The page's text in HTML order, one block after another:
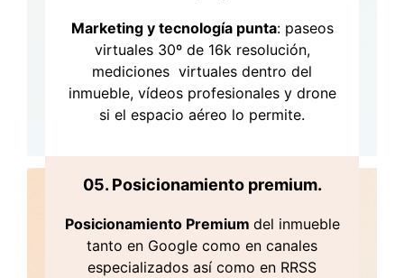
Marketing y tecnología punta: paseos
virtuales 30º de 16k resolución,
mediciones virtuales dentro del
inmueble, vídeos profesionales y drone
si el espacio aéreo lo permite.
05. Posicionamiento premium.
Posicionamiento Premium del inmueble
tanto en Google como en canales
especializados así como en RRSS